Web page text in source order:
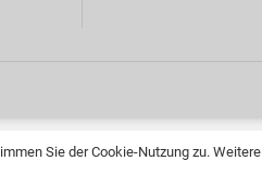
Sie der Cookie-Nutzung zu. Weitere